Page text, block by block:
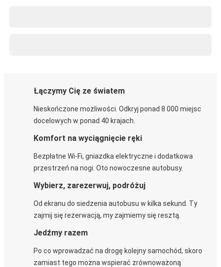
Łączymy Cię ze światem
Nieskończone możliwości. Odkryj ponad 8 000 miejsc
docelowych w ponad 40 krajach.
Komfort na wyciągnięcie ręki
Bezpłatne Wi-Fi, gniazdka elektryczne i dodatkowa
przestrzeń na nogi. Oto nowoczesne autobusy.
Wybierz, zarezerwuj, podróżuj
Od ekranu do siedzenia autobusu w kilka sekund. Ty
zajmij się rezerwacją, my zajmiemy się resztą.
Jedźmy razem
Po co wprowadzać na drogę kolejny samochód, skoro
zamiast tego można wspierać zrównoważoną